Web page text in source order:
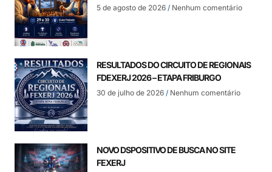
5 de agosto de 2026 Nenhum comentário
RESULTADOS DO CIRCUITO DE REGIONAIS
FDEXERJ 2026 – ETAPA FRIBURGO
30 de julho de 2026 Nenhum comentário
NOVO DSPOSITIVO DE BUSCA NO SITE
FEXERJ